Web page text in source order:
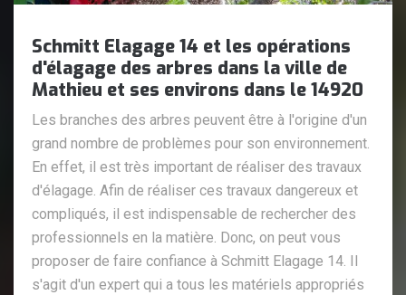
Schmitt Elagage 14 et les opérations
d'élagage des arbres dans la ville de
Mathieu et ses environs dans le 14920
Les branches des arbres peuvent être à l'origine d'un
grand nombre de problèmes pour son environnement.
En effet, il est très important de réaliser des travaux
d'élagage. Afin de réaliser ces travaux dangereux et
compliqués, il est indispensable de rechercher des
professionnels en la matière. Donc, on peut vous
proposer de faire confiance à Schmitt Elagage 14. Il
s'agit d'un expert qui a tous les matériels appropriés